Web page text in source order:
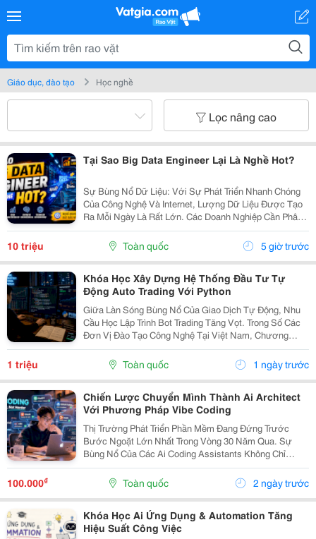
Giáo dục, đào tạo Học nghề
Lọc nâng cao
Tại Sao Big Data Engineer Lại Là Nghề Hot?
Sự Bùng Nổ Dữ Liệu: Với Sự Phát Triển Nhanh Chóng
Của Công Nghệ Và Internet, Lượng Dữ Liệu Được Tạo
Ra Mỗi Ngày Là Rất Lớn. Các Doanh Nghiệp Cần Phân
Tích Và Xử Lý Dữ Liệu Này Để Đưa Ra Các Quyết Định
Kinh Doanh Chính Xác Và Chiến Lược. Nhu Cầu Về...
10 triệu Toàn quốc 5 giờ trước
Khóa Học Xây Dựng Hệ Thống Đầu Tư Tự
Động Auto Trading Với Python
Giữa Làn Sóng Bùng Nổ Của Giao Dịch Tự Động, Nhu
Cầu Học Lập Trình Bot Trading Tăng Vọt. Trong Số Các
Đơn Vị Đào Tạo Công Nghệ Tại Việt Nam, Chương
Trình Auto Trading &Ndash; Xây Dựng Hệ Thống Đầu Tư
Tự Động Bằng Python &Amp; Machine Learning Tại...
1 triệu Toàn quốc 1 ngày trước
Chiến Lược Chuyển Mình Thành Ai Architect
Với Phương Pháp Vibe Coding
Thị Trường Phát Triển Phần Mềm Đang Đứng Trước
Bước Ngoặt Lớn Nhất Trong Vòng 30 Năm Qua. Sự
Bùng Nổ Của Các Ai Coding Assistants Không Chỉ
Dừng Lại Ở Việc Tự Động Gợi Ý 1-2 Dòng Lệnh Đơn Lẻ,
Mà Đã Tiến Lên Cấp Độ Agentic Ai &Mdash; Có Khả
Năng Tự...
100.000₫ Toàn quốc 2 ngày trước
Khóa Học Ai Ứng Dụng & Automation Tăng
Hiệu Suất Công Việc